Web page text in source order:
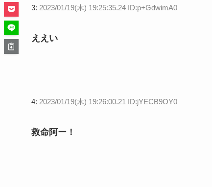
3: 2023/01/19(木) 19:25:35.24 ID:p+GdwimA0
ええい
4: 2023/01/19(木) 19:26:00.21 ID:jYECB9OY0
救命阿ー！